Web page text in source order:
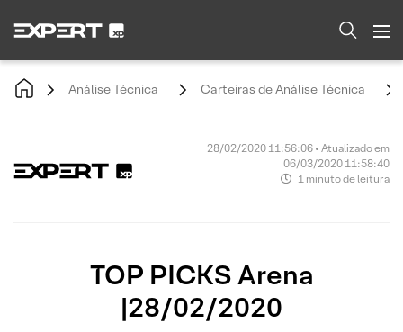
Análise Técnica Carteiras de Análise Técnica
28/02/2020 11:56:06 • Atualizado em
06/03/2020 11:58:40
1 minuto de leitura
TOP PICKS Arena
|28/02/2020